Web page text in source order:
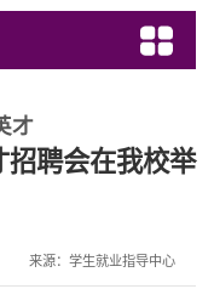
才
招聘会在我校举
来源：学生就业指导中心